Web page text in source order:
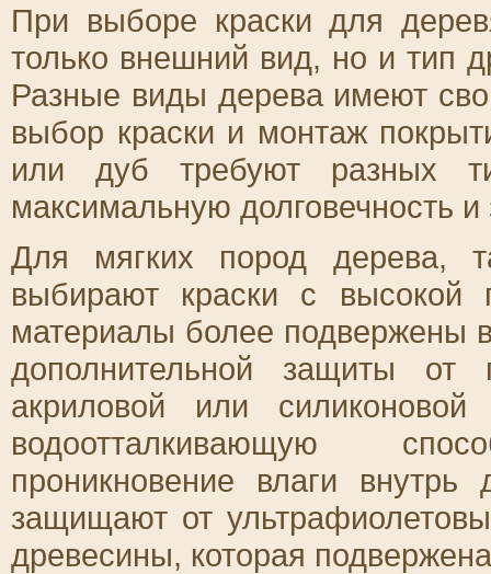
При выборе краски для
только внешний вид, но и тип
Разные виды дерева имеют
выбор краски и монтаж
или дуб требуют разных
максимальную долговечность
Для мягких пород дерева,
выбирают краски с высокой
материалы более подвержены
дополнительной защиты
акриловой или
водоотталкивающую
проникновение влаги
защищают от
древесины, которая